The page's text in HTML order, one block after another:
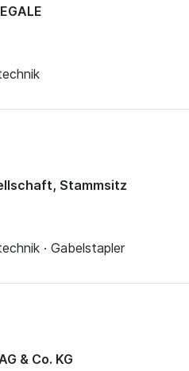
Stammsitz
· Gabelstapler
& Co. KG